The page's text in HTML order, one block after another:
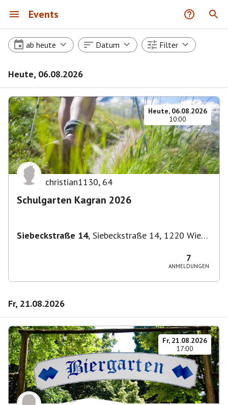
Events
ab heute Datum Filter
Heute, 06.08.2026
Heute, 06.08.2026
10:00
christian1130, 64
Schulgarten Kagran 2026
Siebeckstraße 14, Siebeckstraße 14, 1220 Wien,
7
ANMELDUNGEN
Fr, 21.08.2026
Fr, 21.08.2026
17:00